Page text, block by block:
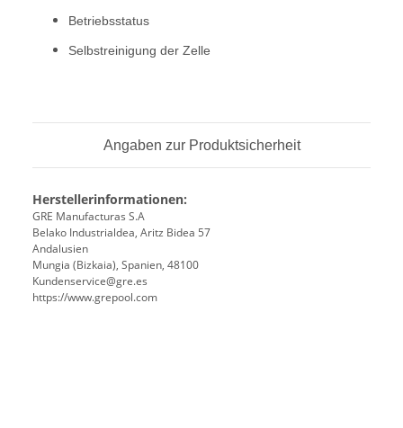
Betriebsstatus
Selbstreinigung der Zelle
Angaben zur Produktsicherheit
Herstellerinformationen:
GRE Manufacturas S.A
Belako Industrialdea, Aritz Bidea 57
Andalusien
Mungia (Bizkaia), Spanien, 48100
Kundenservice@gre.es
https://www.grepool.com